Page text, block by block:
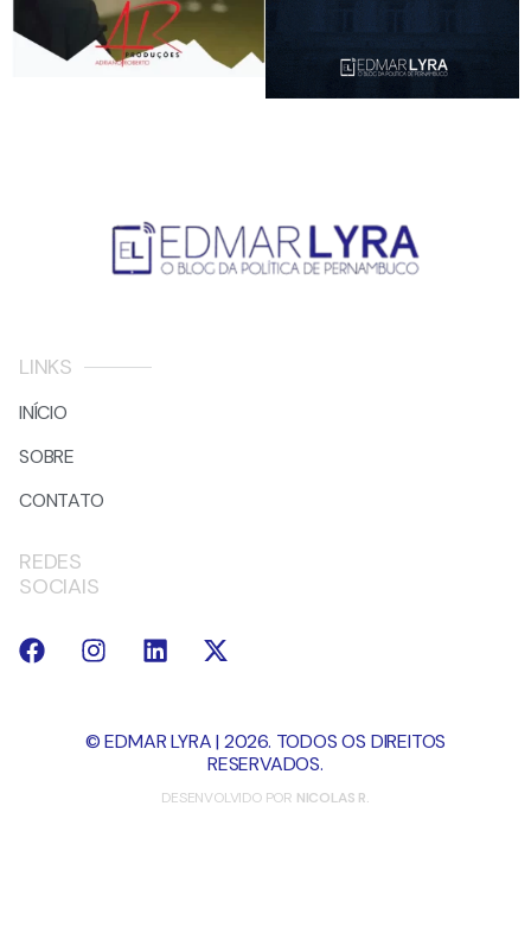
LINKS
INÍCIO
SOBRE
CONTATO
REDES
SOCIAIS
© EDMAR LYRA | 2026. TODOS OS DIREITOS
RESERVADOS.
DESENVOLVIDO POR NICOLAS R.